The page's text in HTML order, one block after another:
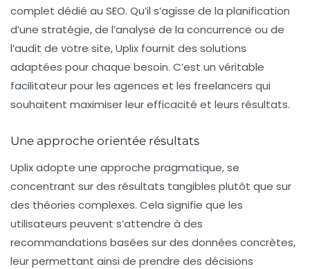
complet dédié au SEO. Qu’il s’agisse de la planification
d’une stratégie, de l’analyse de la concurrence ou de
l’audit de votre site, Uplix fournit des solutions
adaptées pour chaque besoin. C’est un véritable
facilitateur pour les agences et les freelancers qui
souhaitent maximiser leur efficacité et leurs résultats.
Une approche orientée résultats
Uplix adopte une approche pragmatique, se
concentrant sur des résultats tangibles plutôt que sur
des théories complexes. Cela signifie que les
utilisateurs peuvent s’attendre à des
recommandations basées sur des données concrètes,
leur permettant ainsi de prendre des décisions